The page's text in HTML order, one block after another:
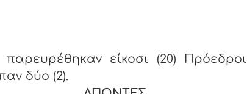
είκοσι (20) Πρόεδροι
δύο (2).